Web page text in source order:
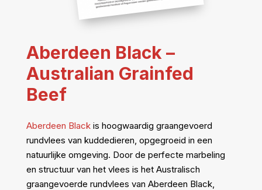
Aberdeen Black –
Australian Grainfed
Beef
Aberdeen Blackis hoogwaardig graangevoerd
rundvlees van kuddedieren, opgegroeid in een
natuurlijke omgeving. Door de perfecte marbeling
en structuur van het vlees is het Australisch
graangevoerde rundvlees van Aberdeen Black,